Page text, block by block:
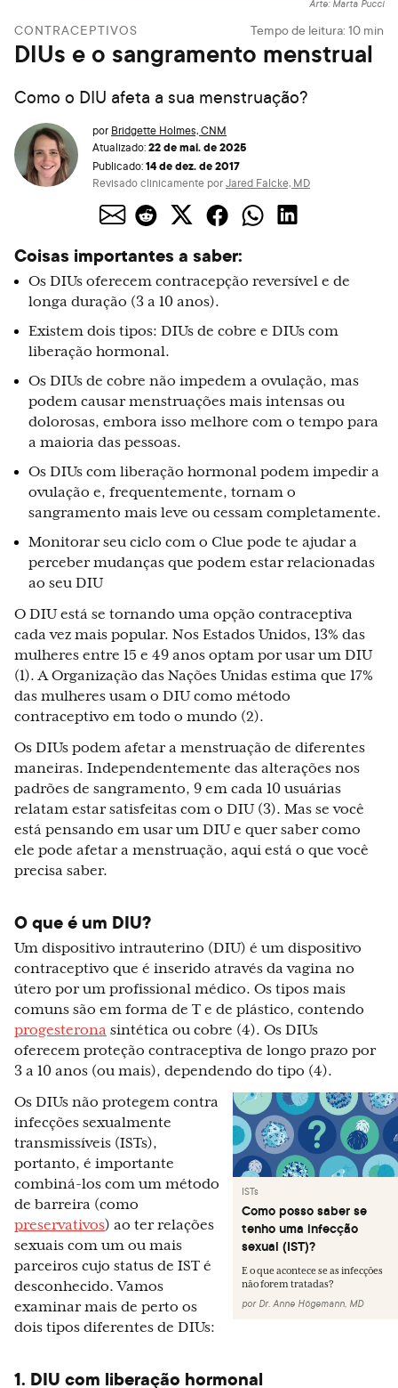
Arte: Marta Pucci
CONTRACEPTIVOS Tempo de leitura: 10 min
DIUs e o sangramento menstrual
Como o DIU afeta a sua menstruação?
por Bridgette Holmes, CNM
Atualizado:22 de mai. de 2025
Publicado:14 de dez. de 2017
Revisado clinicamente porJared Falcke, MD
Coisas importantes a saber:
Os DIUs oferecem contracepção reversível e de
longa duração (3 a 10 anos).
Existem dois tipos: DIUs de cobre e DIUs com
liberação hormonal.
Os DIUs de cobre não impedem a ovulação, mas
podem causar menstruações mais intensas ou
dolorosas, embora isso melhore com o tempo para
a maioria das pessoas.
Os DIUs com liberação hormonal podem impedir a
ovulação e, frequentemente, tornam o
sangramento mais leve ou cessam completamente.
Monitorar seu ciclo com o Clue pode te ajudar a
perceber mudanças que podem estar relacionadas
ao seu DIU
O DIU está se tornando uma opção contraceptiva
cada vez mais popular. Nos Estados Unidos, 13% das
mulheres entre 15 e 49 anos optam por usar um DIU
(1). A Organização das Nações Unidas estima que 17%
das mulheres usam o DIU como método
contraceptivo em todo o mundo (2).
Os DIUs podem afetar a menstruação de diferentes
maneiras. Independentemente das alterações nos
padrões de sangramento, 9 em cada 10 usuárias
relatam estar satisfeitas com o DIU (3). Mas se você
está pensando em usar um DIU e quer saber como
ele pode afetar a menstruação, aqui está o que você
precisa saber.
O que é um DIU?
Um dispositivo intrauterino (DIU) é um dispositivo
contraceptivo que é inserido através da vagina no
útero por um profissional médico. Os tipos mais
comuns são em forma de T e de plástico, contendo
progesterona sintética ou cobre (4). Os DIUs
oferecem proteção contraceptiva de longo prazo por
3 a 10 anos (ou mais), dependendo do tipo (4).
ISTs
Como posso saber se
tenho uma infecção
sexual (IST)?
E o que acontece se as infecções
não forem tratadas?
por Dr. Anne Högemann, MD
Os DIUs não protegem contra
infecções sexualmente
transmissíveis (ISTs),
portanto, é importante
combiná-los com um método
de barreira (como
preservativos) ao ter relações
sexuais com um ou mais
parceiros cujo status de IST é
desconhecido. Vamos
examinar mais de perto os
dois tipos diferentes de DIUs:
1. DIU com liberação hormonal